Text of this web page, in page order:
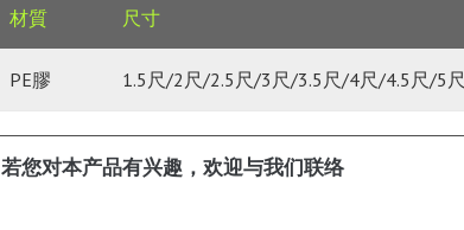
材質 尺寸
PE膠 1.5尺/2尺/2.5尺/3尺/3.5尺/4尺/4.5尺/5尺
若您对本产品有兴趣，欢迎与我们联络